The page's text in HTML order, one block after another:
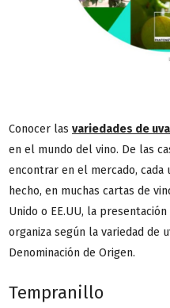
Conocer las variedades de uva
en el mundo del vino. De las
encontrar en el mercado, cada
hecho, en muchas cartas de
Unido o EE.UU, la
organiza según la variedad de
Denominación de Origen.
Tempranillo